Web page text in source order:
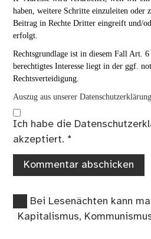
haben, weitere Schritte einzuleiten oder
Beitrag in Rechte Dritter eingreift und/
erfolgt.
Rechtsgrundlage ist in diesem Fall Art.
berechtigtes Interesse liegt in der ggf.
Rechtsverteidigung.
Auszug aus unserer Datenschutzerklärung.
Ich habe die
akzeptiert. *
Beitragsnavigation
Vorheriger
Beitrag:
Bei Lesenächten kann
Nächster
Kapitalismus,